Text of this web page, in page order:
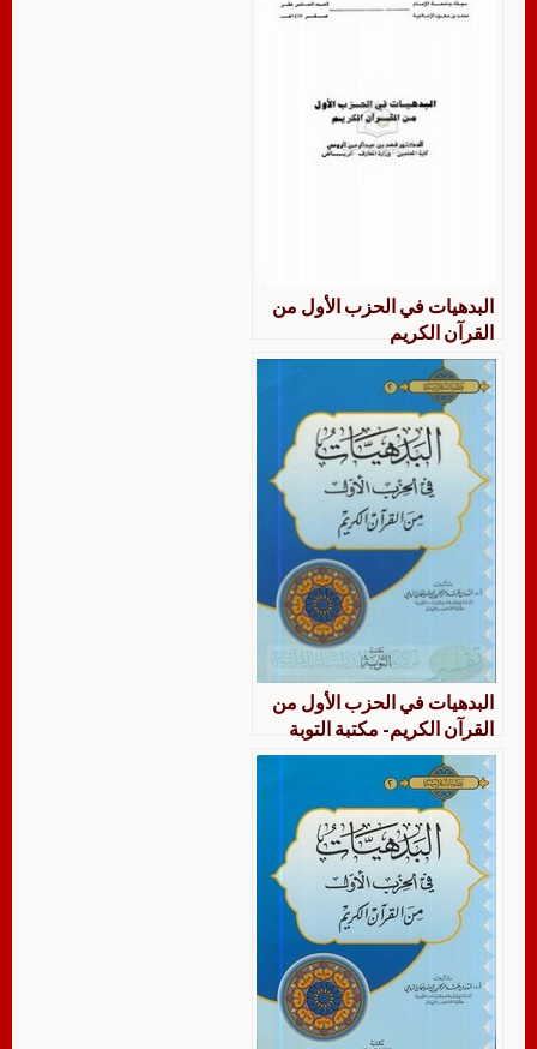
البدهيات في الحزب الأول من
القرآن الكريم
البدهيات في الحزب الأول من
القرآن الكريم- مكتبة التوبة